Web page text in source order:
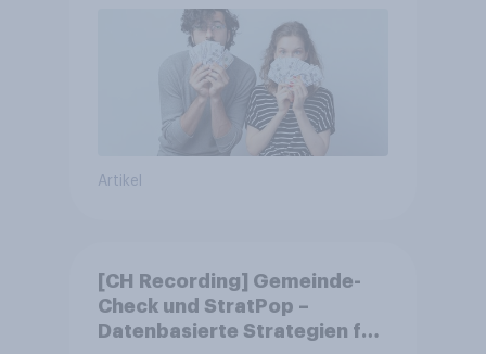
Artikel
[CH Recording] Gemeinde-
Check und StratPop –
Datenbasierte Strategien für